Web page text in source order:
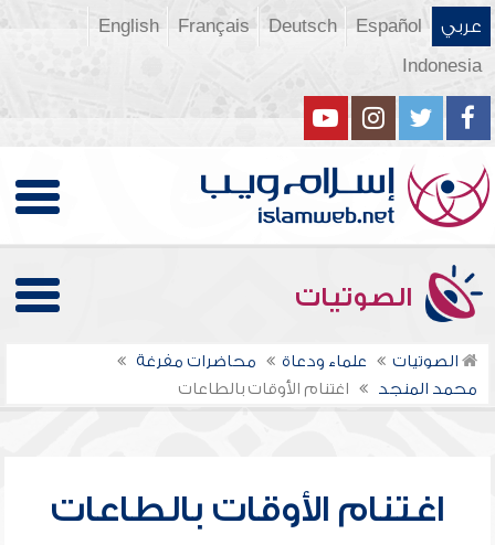
عربي Español
Deutsch
Français
English
Indonesia
الصوتيات
الصوتيات علماء ودعاة
محاضرات مفرغة
محمد المنجد
اغتنام الأوقات بالطاعات
اغتنام الأوقات بالطاعات